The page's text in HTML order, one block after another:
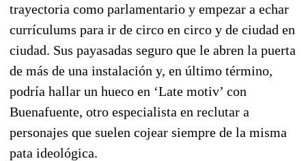
trayectoria como parlamentario y empezar a echar
currículums para ir de circo en circo y de ciudad en
ciudad. Sus payasadas seguro que le abren la puerta
de más de una instalación y, en último término,
podría hallar un hueco en ‘Late motiv’ con
Buenafuente, otro especialista en reclutar a
personajes que suelen cojear siempre de la misma
pata ideológica.